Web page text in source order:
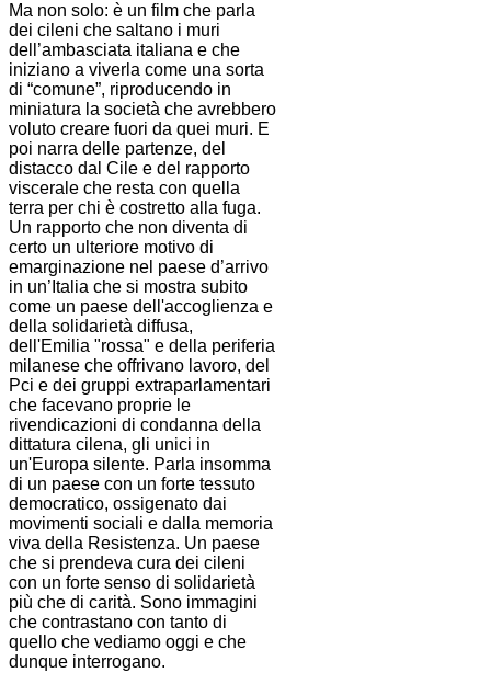
Ma non solo: è un film che parla
dei cileni che saltano i muri
dell’ambasciata italiana e che
iniziano a viverla come una sorta
di “comune”, riproducendo in
miniatura la società che avrebbero
voluto creare fuori da quei muri. E
poi narra delle partenze, del
distacco dal Cile e del rapporto
viscerale che resta con quella
terra per chi è costretto alla fuga.
Un rapporto che non diventa di
certo un ulteriore motivo di
emarginazione nel paese d’arrivo
in un’Italia che si mostra subito
come un paese dell'accoglienza e
della solidarietà diffusa,
dell'Emilia "rossa" e della periferia
milanese che offrivano lavoro, del
Pci e dei gruppi extraparlamentari
che facevano proprie le
rivendicazioni di condanna della
dittatura cilena, gli unici in
un'Europa silente. Parla insomma
di un paese con un forte tessuto
democratico, ossigenato dai
movimenti sociali e dalla memoria
viva della Resistenza. Un paese
che si prendeva cura dei cileni
con un forte senso di solidarietà
più che di carità. Sono immagini
che contrastano con tanto di
quello che vediamo oggi e che
dunque interrogano.